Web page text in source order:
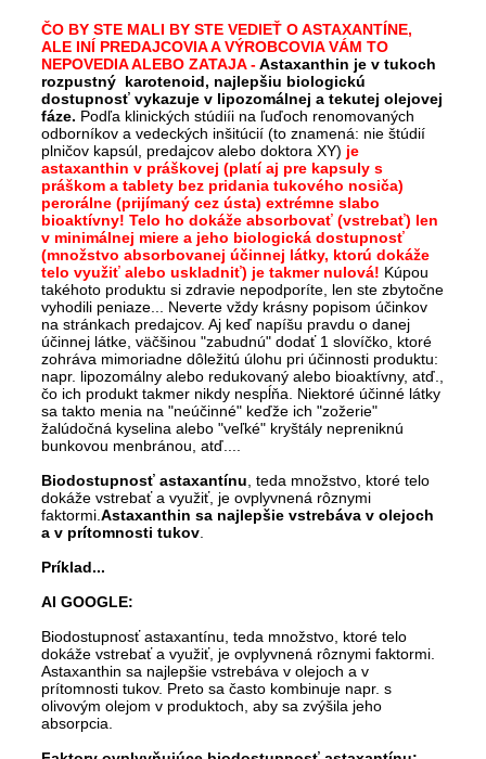
ČO BY STE MALI BY STE VEDIEŤ O ASTAXANTÍNE,
ALE INÍ PREDAJCOVIA A VÝROBCOVIA VÁM TO
NEPOVEDIA ALEBO ZATAJA -Astaxanthin je v tukoch
rozpustný karotenoid, najlepšiu biologickú
dostupnosť vykazuje v lipozomálnej a tekutej olejovej
fáze. Podľa klinických stúdiíi na ľuďoch renomovaných
odborníkov a vedeckých inšitúcií (to znamená: nie štúdií
plničov kapsúl, predajcov alebo doktora XY) je
astaxanthin v práškovej (platí aj pre kapsuly s
práškom a tablety bez pridania tukového nosiča)
perorálne (prijímaný cez ústa) extrémne slabo
bioaktívny! Telo ho dokáže absorbovať (vstrebať) len
v minimálnej miere a jeho biologická dostupnosť
(množstvo absorbovanej účinnej látky, ktorú dokáže
telo využiť alebo uskladniť) je takmer nulová! Kúpou
takéhoto produktu si zdravie nepodporíte, len ste zbytočne
vyhodili peniaze... Neverte vždy krásny popisom účinkov
na stránkach predajcov. Aj keď napíšu pravdu o danej
účinnej látke, väčšinou "zabudnú" dodať 1 slovíčko, ktoré
zohráva mimoriadne dôležitú úlohu pri účinnosti produktu:
napr. lipozomálny alebo redukovaný alebo bioaktívny, atď.,
čo ich produkt takmer nikdy nespĺňa. Niektoré účinné látky
sa takto menia na "neúčinné" keďže ich "zožerie"
žalúdočná kyselina alebo "veľké" kryštály nepreniknú
bunkovou menbránou, atď....
Biodostupnosť astaxantínu , teda množstvo, ktoré telo
dokáže vstrebať a využiť, je ovplyvnená rôznymi
faktormi. Astaxanthin sa najlepšie vstrebáva v olejoch
a v prítomnosti tukov
Príklad...
AI GOOGLE:
Biodostupnosť astaxantínu, teda množstvo, ktoré telo
dokáže vstrebať a využiť, je ovplyvnená rôznymi faktormi.
Astaxanthin sa najlepšie vstrebáva v olejoch a v
prítomnosti tukov. Preto sa často kombinuje napr. s
olivovým olejom v produktoch, aby sa zvýšila jeho
absorpcia.